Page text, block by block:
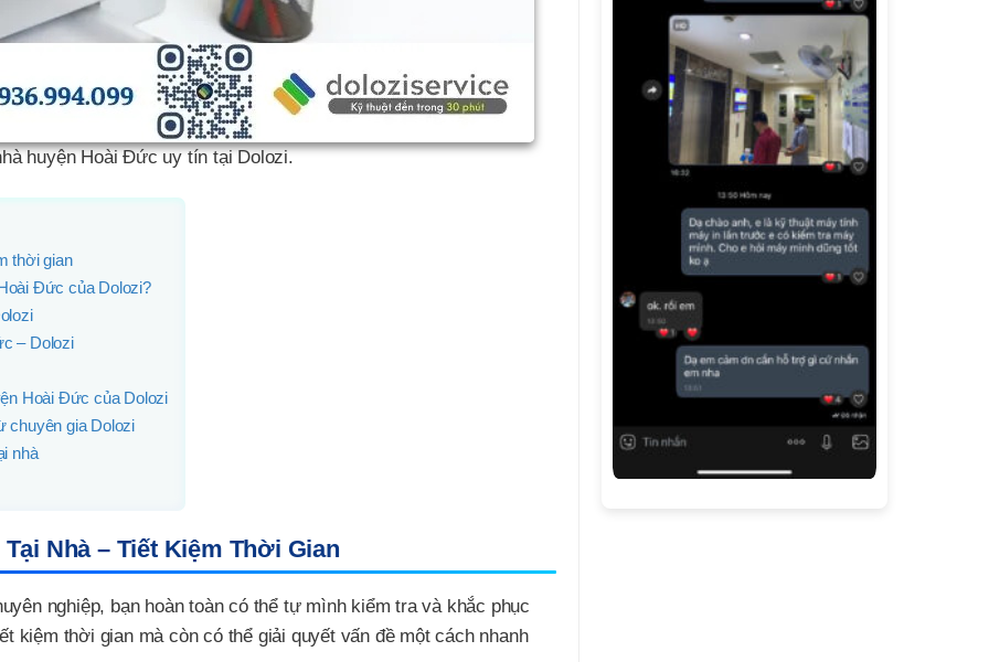
huyện Hoài Đức uy tín tại Dolozi.
thời gian
Đức của Dolozi?
– Dolozi
Hoài Đức của Dolozi
chuyên gia Dolozi
nhà
Nhà – Tiết Kiệm Thời Gian
nghiệp, bạn hoàn toàn có thể tự mình kiểm tra và khắc phục
kiệm thời gian mà còn có thể giải quyết vấn đề một cách nhanh